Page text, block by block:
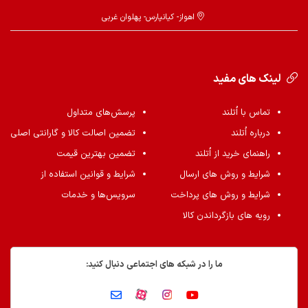
اهواز- کیانپارس- پهلوان غربی
لینک های مفید
تماس با اُتلند
درباره اُتلند
راهنمای خرید از اُتلند
شرایط و روش های ارسال
شرایط و روش های پرداخت
رویه های بازگرداندن کالا
پرسش‌های متداول
تضمین اصالت کالا و گارانتی اصلی
تضمین بهترین قیمت
شرایط و قوانین استفاده از
سرویس‌ها و خدمات
ما را در شبکه های اجتماعی دنبال کنید: